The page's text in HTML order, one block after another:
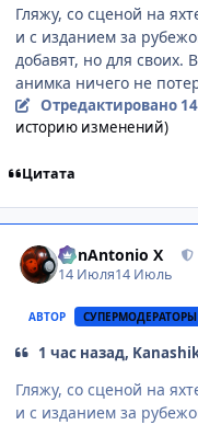
Гляжу, со сценой на
и с изданием за
добавят, но для своих.
анимка ничего не
Отредактировано
историю изменений)
Цитата
BonAntonio X
14 Июля14 Июль
АВТОР СУПЕРМОДЕРАТОРЫ
1 час назад,
Гляжу, со сценой на
и с изданием за